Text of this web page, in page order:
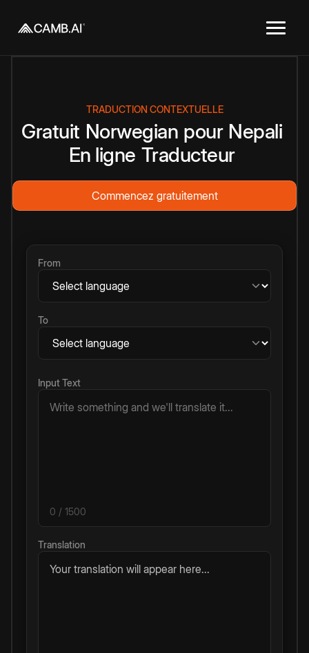
TRADUCTION CONTEXTUELLE
Gratuit Norwegian pour Nepali
En ligne Traducteur
Commencez gratuitement
From
To
Input Text
0 / 1500
Translation
Your translation will appear here...